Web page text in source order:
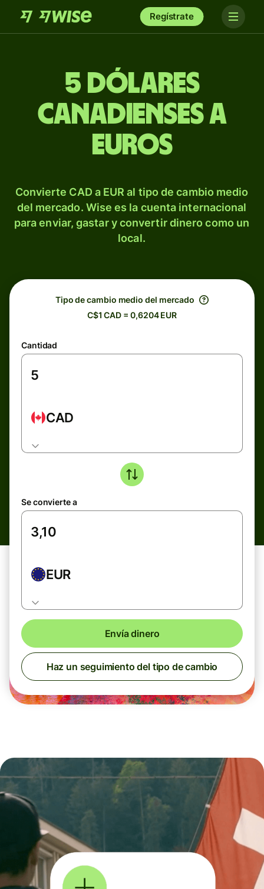
Regístrate
5 dólares
canadienses a
euros
Convierte CAD a EUR al tipo de cambio medio
del mercado. Wise es la cuenta internacional
para enviar, gastar y convertir dinero como un
local.
Tipo de cambio medio del mercado
C$1 CAD = 0,6204 EUR
Cantidad
CAD
Se convierte a
EUR
Envía dinero
Haz un seguimiento del tipo de cambio